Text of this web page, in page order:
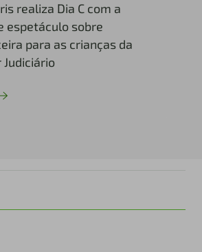
realiza Dia C com a
espetáculo sobre
para as crianças da
Judiciário